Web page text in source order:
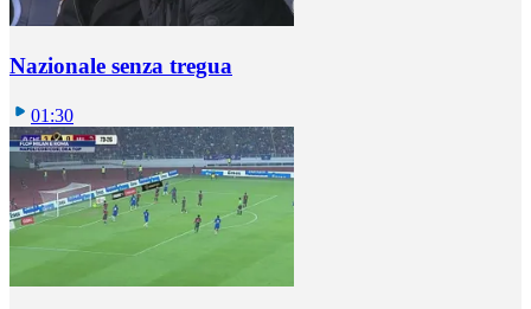
Nazionale senza tregua
01:30